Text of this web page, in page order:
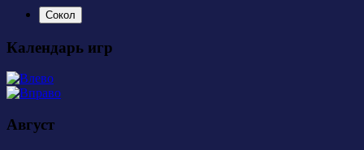
Сокол
Календарь игр
Август